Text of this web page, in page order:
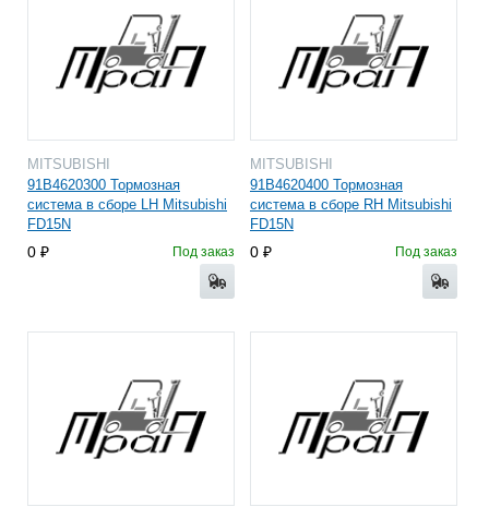
MITSUBISHI
91B4620300 Тормозная
система в сборе LH Mitsubishi
FD15N
0 Под заказ
MITSUBISHI
91B4620400 Тормозная
система в сборе RH Mitsubishi
FD15N
0 Под заказ